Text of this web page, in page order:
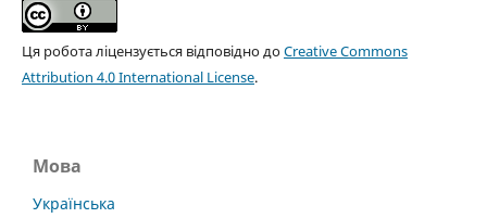
Ця робота ліцензується відповідно доCreative Commons
Attribution 4.0 International License.
Мова
Українська